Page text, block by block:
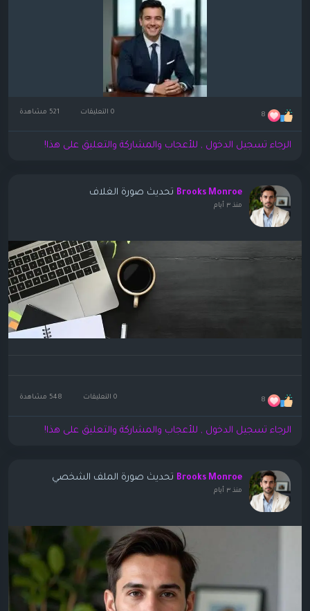
8 0 التعليقات
الرجاء تسجيل الدخول , للأعجاب والمشاركة والتعليق على هذا!
Brooks Monroe تحديث صورة الغلاف
منذ ٣ أيام
8 0 التعليقات
الرجاء تسجيل الدخول , للأعجاب والمشاركة والتعليق على هذا!
Brooks Monroe تحديث صورة الملف الشخصي
منذ ٣ أيام